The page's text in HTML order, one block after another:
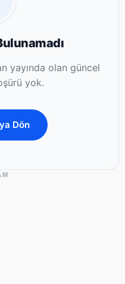
yayında olan güncel
yok.
Dön